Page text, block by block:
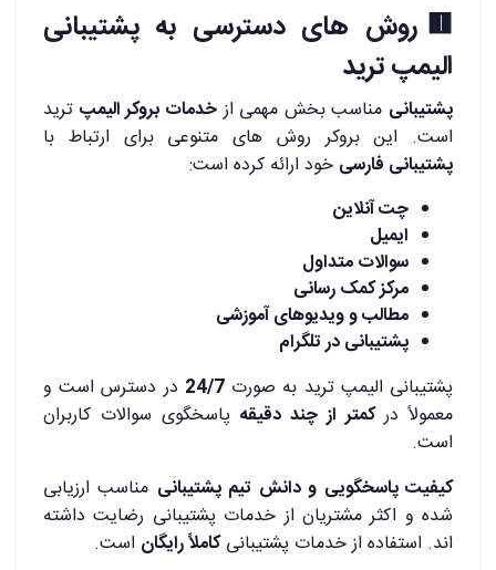
🟥روش های دسترسی به پشتیبانی
الیمپ ترید
پشتیبانی مناسب بخش مهمی ازخدمات بروکر الیمپ ترید
است. این بروکر روش های متنوعی برای ارتباط با
پشتیبانی فارسی خود ارائه کرده است:
چت آنلاین
ایمیل
سوالات متداول
مرکز کمک رسانی
مطالب و ویدیوهای آموزشی
پشتیبانی در تلگرام
پشتیبانی الیمپ ترید به صورت24/7 در دسترس است و
معمولاً درکمتر از چند دقیقه پاسخگوی سوالات کاربران
است.
کیفیت پاسخگویی و دانش تیم پشتیبانی مناسب ارزیابی
شده و اکثر مشتریان از خدمات پشتیبانی رضایت داشته
اند. استفاده از خدمات پشتیبانیکاملاً رایگان است.